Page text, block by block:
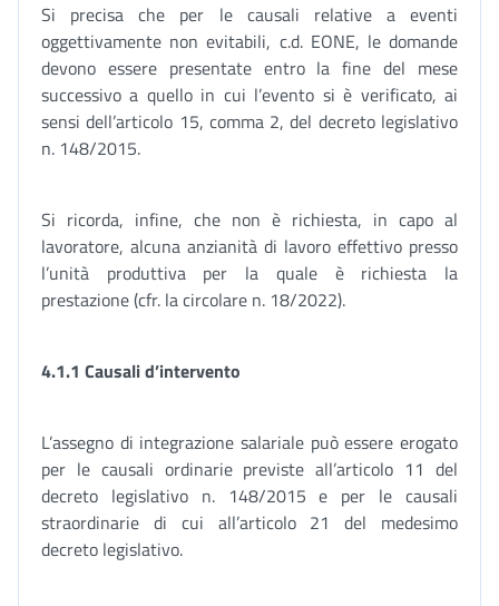
Si precisa che per le causali relative a eventi
oggettivamente non evitabili, c.d. EONE, le domande
devono essere presentate entro la fine del mese
successivo a quello in cui l’evento si è verificato, ai
sensi dell’articolo 15, comma 2, del decreto legislativo
n. 148/2015.
Si ricorda, infine, che non è richiesta, in capo al
lavoratore, alcuna anzianità di lavoro effettivo presso
l’unità produttiva per la quale è richiesta la
prestazione (cfr. la circolare n. 18/2022).
4.1.1 Causali d’intervento
L’assegno di integrazione salariale può essere erogato
per le causali ordinarie previste all’articolo 11 del
decreto legislativo n. 148/2015 e per le causali
straordinarie di cui all’articolo 21 del medesimo
decreto legislativo.